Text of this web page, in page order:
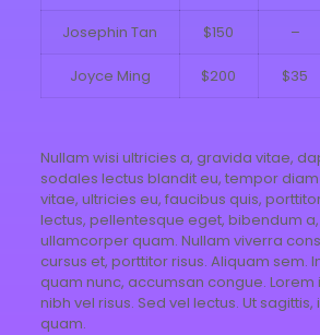
Josephin Tan $150 –
Joyce Ming $200 $35
Nullam wisi ultricies a, gravida vitae,
sodales lectus blandit eu, tempor
vitae, ultricies eu, faucibus quis,
lectus, pellentesque eget, bibendum
ullamcorper quam. Nullam viverra
cursus et, porttitor risus. Aliquam sem.
quam nunc, accumsan congue. Lorem
nibh vel risus. Sed vel lectus. Ut
quam.